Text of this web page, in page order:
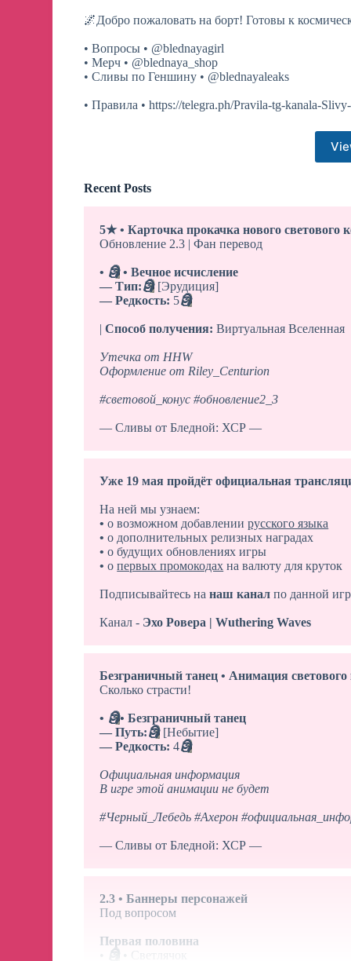
🌌Добро пожаловать на борт! Готовы к
• Вопросы • @blednayagirl
• Мерч • @blednaya_shop
• Сливы по Геншину • @blednayaleaks
• Правила • https://telegra.ph/Pravila-tg-kanala-
Recent Posts
5★ • Карточка прокачка нового светового
Обновление 2.3 | Фан перевод
• 🗿• Вечное исчисление
— Тип:🗿[Эрудиция]
— Редкость: 5🗿
|Способ получения: Виртуальная Вселенная
Утечка от HHW
Оформление отRiley_Centurion
#световой_конус #обновление2_3
— Сливы от Бледной: ХСР —
Уже 19 мая пройдёт официальная
На ней мы узнаем:
• о возможном добавлениирусского языка
• о дополнительных релизных наградах
• о будущих обновлениях игры
• опервых промокодах на валюту для круток
Подписывайтесь нанаш канал по данной
Канал - Эхо Ровера | Wuthering Waves
Безграничный танец • Анимация светового
Сколько страсти!
• 🗿• Безграничный танец
— Путь:🗿[Небытие]
— Редкость: 4🗿
Официальная информация
В игре этой анимации не будет
#Черный_Лебедь #Ахерон
— Сливы от Бледной: ХСР —
2.3 • Баннеры персонажей
Под вопросом
Первая половина
🗿